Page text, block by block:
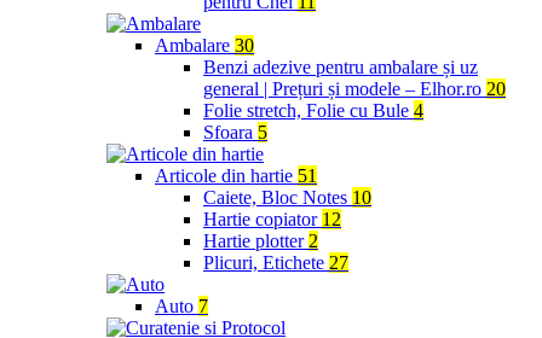
Ambalare 30
Benzi adezive pentru ambalare și uz
general | Prețuri și modele – Elhor.ro 20
Folie stretch, Folie cu Bule 4
Sfoara 5
Articole din hartie 51
Caiete, Bloc Notes 10
Hartie copiator 12
Hartie plotter 2
Plicuri, Etichete 27
Auto 7